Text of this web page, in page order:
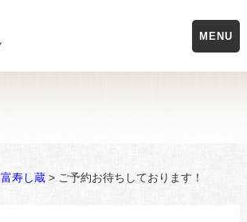
富寿し蔵> ご予約お待ちしております！
MENU